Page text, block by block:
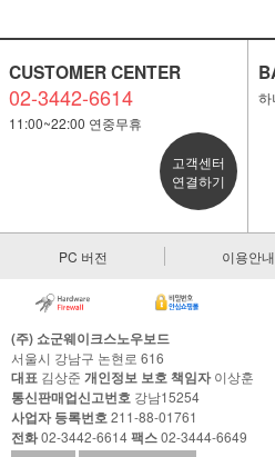
CUSTOMER CENTER
02-3442-6614
11:00~22:00 연중무휴
고객센터
연결하기
PC 버전 이용안내
(주) 쇼군웨이크스노우보드
서울시 강남구 논현로 616
대표 김상준 개인정보 보호 책임자이상훈
통신판매업신고번호 강남15254
사업자 등록번호 211-88-01761
전화02-3442-6614팩스02-3444-6649